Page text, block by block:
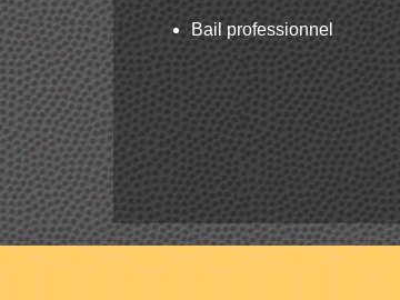
Bail professionnel